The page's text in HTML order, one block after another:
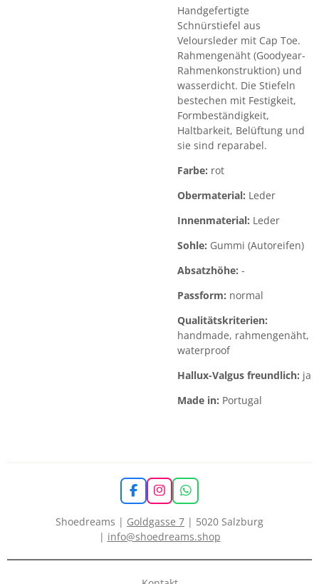
Handgefertigte
Schnürstiefel aus
Veloursleder mit Cap Toe.
Rahmengenäht (Goodyear-
Rahmenkonstruktion) und
wasserdicht. Die Stiefeln
bestechen mit Festigkeit,
Formbeständigkeit,
Haltbarkeit, Belüftung und
sie sind reparabel.
Farbe: rot
Obermaterial: Leder
Innenmaterial: Leder
Sohle: Gummi (Autoreifen)
Absatzhöhe: -
Passform: normal
Qualitätskriterien:
handmade, rahmengenäht,
waterproof
Hallux-Valgus freundlich: ja
Made in: Portugal
F
a
c
e
b
o
I
n
s
t
a
r
W
h
a
s
p
Shoedreams | Goldgasse 7 | 5020 Salzburg
| info@shoedreams.shop